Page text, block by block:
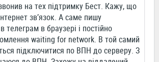
на тех підтримку Бест. Кажу, що
зв’язок. А саме пишу
телеграм в браузері і постійно
waiting for network. В той самий
підключитися по ВПН до серверу. З